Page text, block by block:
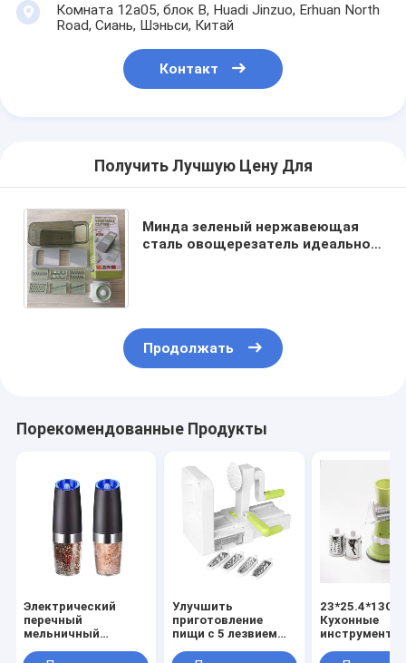
Комната 12a05, блок B, Huadi Jinzuo, Erhuan North
Road, Сиань, Шэньси, Китай
Контакт
Получить Лучшую Цену Для
Минда зеленый нержавеющая
сталь овощерезатель идеально
Продолжать
Порекомендованные Продукты
Электрический
перечный
мельничный
Улучшить
приготовление
пищи с 5 лезвием
23*25.4*13CM
Кухонные
инструменты